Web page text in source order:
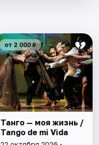
от 2 000 ₽
Танго — моя жизнь /
Tango de mi Vida